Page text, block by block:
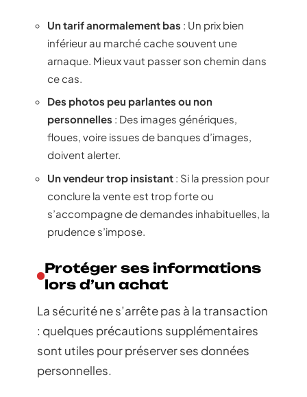
Un tarif anormalement bas : Un prix bien
inférieur au marché cache souvent une
arnaque. Mieux vaut passer son chemin dans
ce cas.
Des photos peu parlantes ou non
personnelles : Des images génériques,
floues, voire issues de banques d’images,
doivent alerter.
Un vendeur trop insistant : Si la pression pour
conclure la vente est trop forte ou
s’accompagne de demandes inhabituelles, la
prudence s’impose.
Protéger ses informations
lors d’un achat
La sécurité ne s’arrête pas à la transaction
: quelques précautions supplémentaires
sont utiles pour préserver ses données
personnelles.